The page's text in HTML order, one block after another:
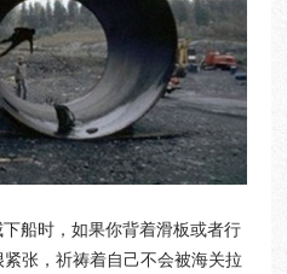
船时，如果你背着滑板或者行
张，祈祷着自己不会被海关拉